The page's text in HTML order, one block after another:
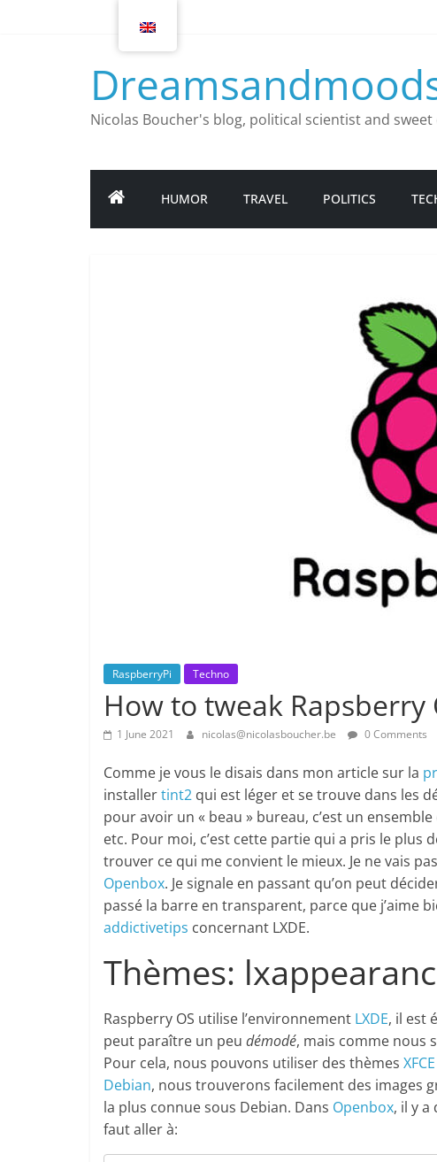
Nicolas Boucher's blog, political scientist and
HUMOR TRAVEL POLITICS
RaspberryPi Techno
How to tweak Rapsberry
1 June 2021 nicolas@nicolasboucher.be 0 Comments
Comme je vous le disais dans mon article sur la
installertint2 qui est léger et se trouve dans les
pour avoir un « beau » bureau, c’est un
etc. Pour moi, c’est cette partie qui a pris le plus
trouver ce qui me convient le mieux. Je ne vais
Openbox. Je signale en passant qu’on peut
passé la barre en transparent, parce que j’aime
addictivetips concernant LXDE.
Thèmes:
Raspberry OS utilise l’environnement LXDE, il est
peut paraître un peu démodé, mais comme nous
Pour cela, nous pouvons utiliser des thèmes XFCE
Debian, nous trouverons facilement des images
la plus connue sous Debian. Dans Openbox, il y
faut aller à: